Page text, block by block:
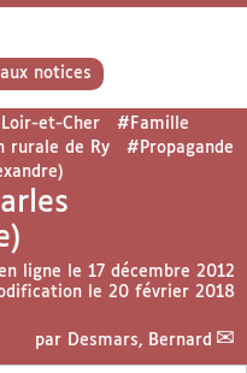
notices
et-Cher
#Famille
rurale de Ry
#Propagande
ligne le 17 décembre 2012
le 20 février 2018
par Desmars, Bernard